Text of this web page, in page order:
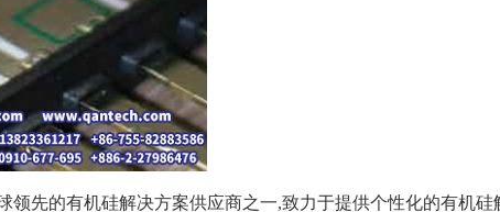
先的有机硅解决方案供应商之一,致力于提供个性化的有机